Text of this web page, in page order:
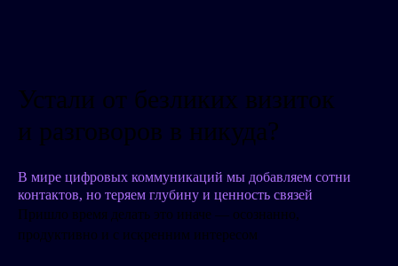
Устали от безликих визиток
и разговоров в никуда?
В мире цифровых коммуникаций мы добавляем сотни
контактов, но теряем глубину и ценность связей
Пришло время делать это иначе — осознанно,
продуктивно и с искренним интересом